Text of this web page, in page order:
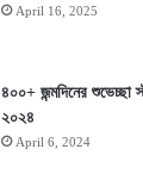
April 16, 2025
৪০০+ জন্মদিনের শুভেচ্ছা
২০২৪
April 6, 2024